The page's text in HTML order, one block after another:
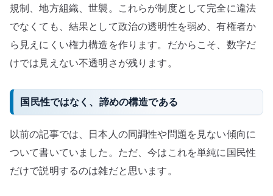
規制、地方組織、世襲。これらが制度として完全に違法
でなくても、結果として政治の透明性を弱め、有権者か
ら見えにくい権力構造を作ります。だからこそ、数字だ
けでは見えない不透明さが残ります。
国民性ではなく、諦めの構造である
以前の記事では、日本人の同調性や問題を見ない傾向に
ついて書いていました。ただ、今はこれを単純に国民性
だけで説明するのは雑だと思います。